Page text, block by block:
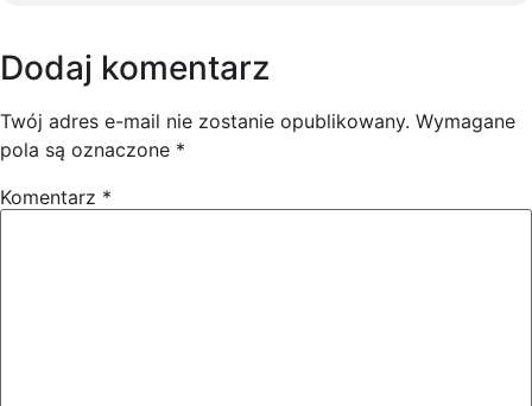
Dodaj komentarz
Twój adres e-mail nie zostanie opublikowany. Wymagane
pola są oznaczone *
Komentarz *